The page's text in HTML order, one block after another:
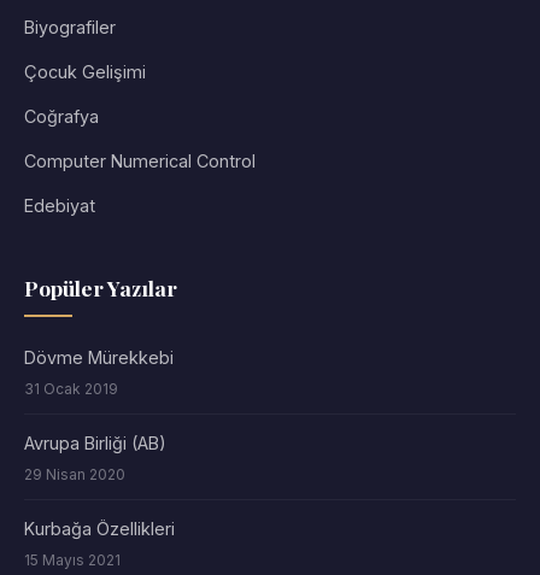
Biyografiler
Çocuk Gelişimi
Coğrafya
Computer Numerical Control
Edebiyat
Popüler Yazılar
Dövme Mürekkebi
31 Ocak 2019
Avrupa Birliği (AB)
29 Nisan 2020
Kurbağa Özellikleri
15 Mayıs 2021